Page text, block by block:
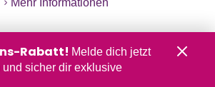
Mehr Informationen
Rabatt! Melde dich jetzt
sicher dir exklusive